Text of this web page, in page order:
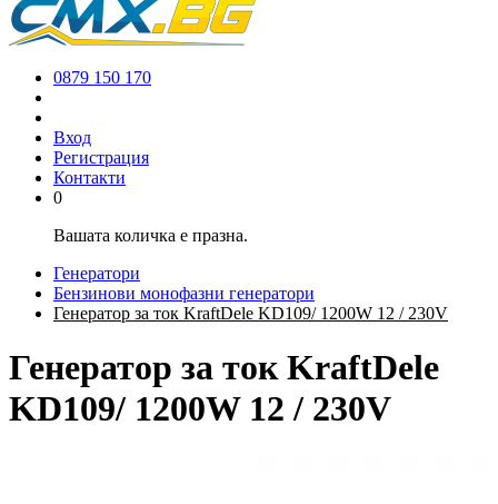
0879 150 170
Вход
Регистрация
Контакти
0
Вашата количка е празна.
Генератори
Бензинови монофазни генератори
Генератор за ток KraftDele KD109/ 1200W 12 / 230V
Генератор за ток KraftDele
KD109/ 1200W 12 / 230V